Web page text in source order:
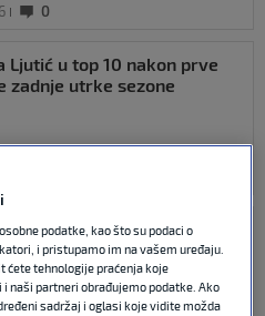
0
Ljutić u top 10 nakon prve
zadnje utrke sezone
manje zaradila nego
sezone, evo koliko
podatke, kao što su podaci o
i pristupamo im na vašem uređaju.
ćete tehnologije praćenja koje
naši partneri obrađujemo podatke. Ako
sadržaj i oglasi koje vidite možda